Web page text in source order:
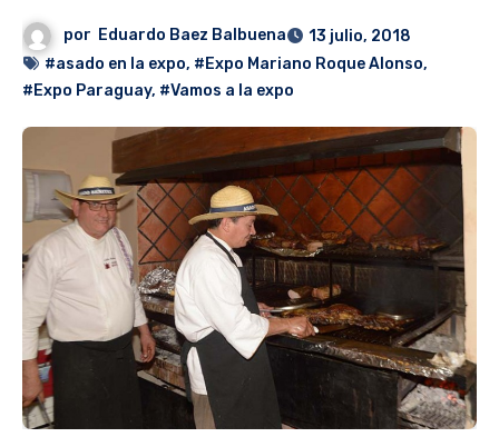
por Eduardo Baez Balbuena
13 julio, 2018
#asado en la expo, #Expo Mariano Roque Alonso,
#Expo Paraguay, #Vamos a la expo